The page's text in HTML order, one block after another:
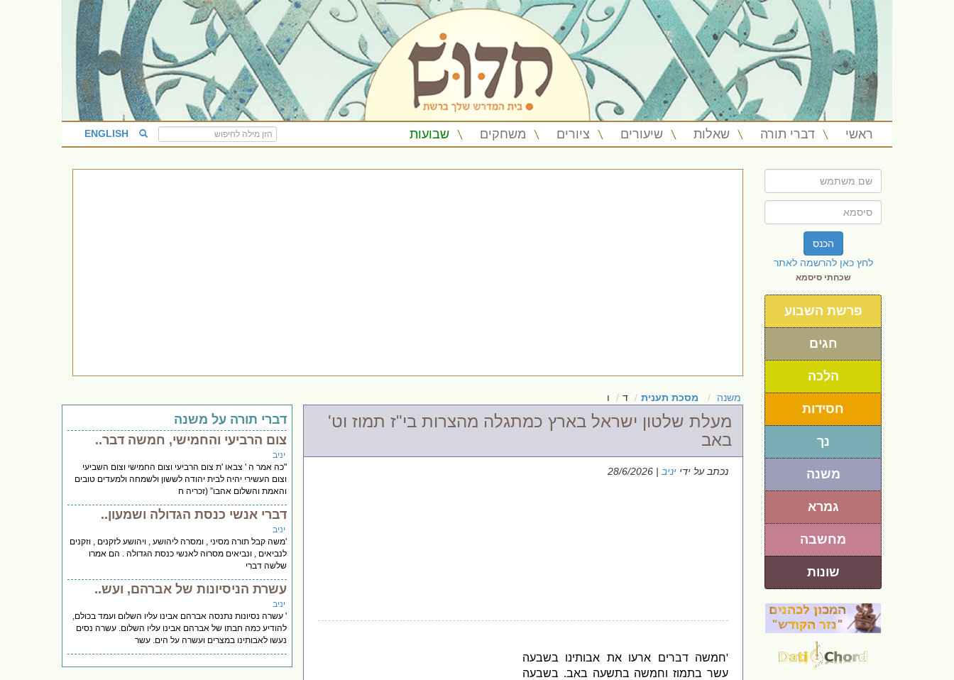
ראשי דברי תורה שאלות שיעורים ציורים משחקים שבועות ENGLISH
הכנס
לחץ כאן להרשמה לאתר
שכחתי סיסמא
פרשת השבוע
חגים
הלכה
חסידות
נך
משנה
גמרא
מחשבה
שונות
משנה מסכת תענית ד ו
מעלת שלטון ישראל בארץ כמתגלה מהצרות בי"ז תמוז וט'
באב
נכתב על ידי יניב | 28/6/2026
'חמשה דברים ארעו את אבותינו בשבעה
עשר בתמוז וחמשה בתשעה באב. בשבעה
דברי תורה על משנה
צום הרביעי והחמישי, חמשה דבר..
יניב
"כה אמר ה ' צבאו 'ת צום הרביעי וצום החמישי וצום השביעי
וצום העשירי יהיה לבית יהודה לששון ולשמחה ולמעדים טובים
והאמת והשלום אהבו” (זכריה ח
דברי אנשי כנסת הגדולה ושמעון..
יניב
'משה קבל תורה מסיני , ומסרה ליהושע , ויהושע לזקנים , וזקנים
לנביאים , ונביאים מסרוה לאנשי כנסת הגדולה . הם אמרו
שלשה דברי
עשרת הניסיונות של אברהם, ועש..
יניב
' עשרה נסיונות נתנסה אברהם אבינו עליו השלום ועמד בכולם,
להודיע כמה חבתו של אברהם אבינו עליו השלום. עשרה נסים
נעשו לאבותינו במצרים ועשרה על הים. עשר